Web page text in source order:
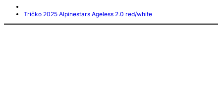
Tričko 2025 Alpinestars Ageless 2.0 red/white